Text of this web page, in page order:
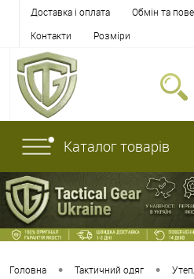
Доставка і оплата Обмін та
Контакти
Розміри
Каталог товарів
Головна • Тактичний одяг •